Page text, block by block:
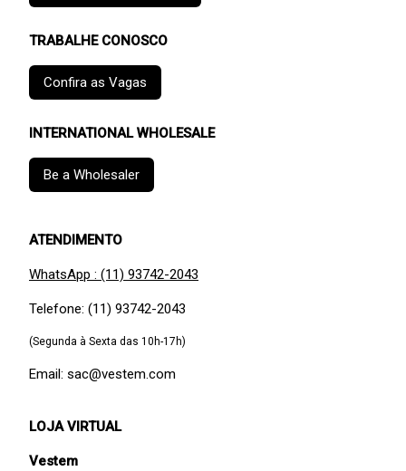
TRABALHE CONOSCO
Confira as Vagas
INTERNATIONAL WHOLESALE
Be a Wholesaler
ATENDIMENTO
WhatsApp : (11) 93742-2043
Telefone: (11) 93742-2043
(Segunda à Sexta das 10h-17h)
Email: sac@vestem.com
LOJA VIRTUAL
Vestem